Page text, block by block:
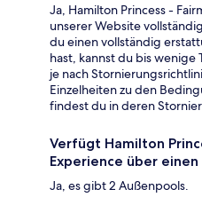
Ja, Hamilton Princess -
unserer Website
du einen vollständig
hast, kannst du bis wenige
je nach
Einzelheiten zu den
findest du in deren
Verfügt Hamilton
Experience über einen
Ja, es gibt 2 Außenpools.